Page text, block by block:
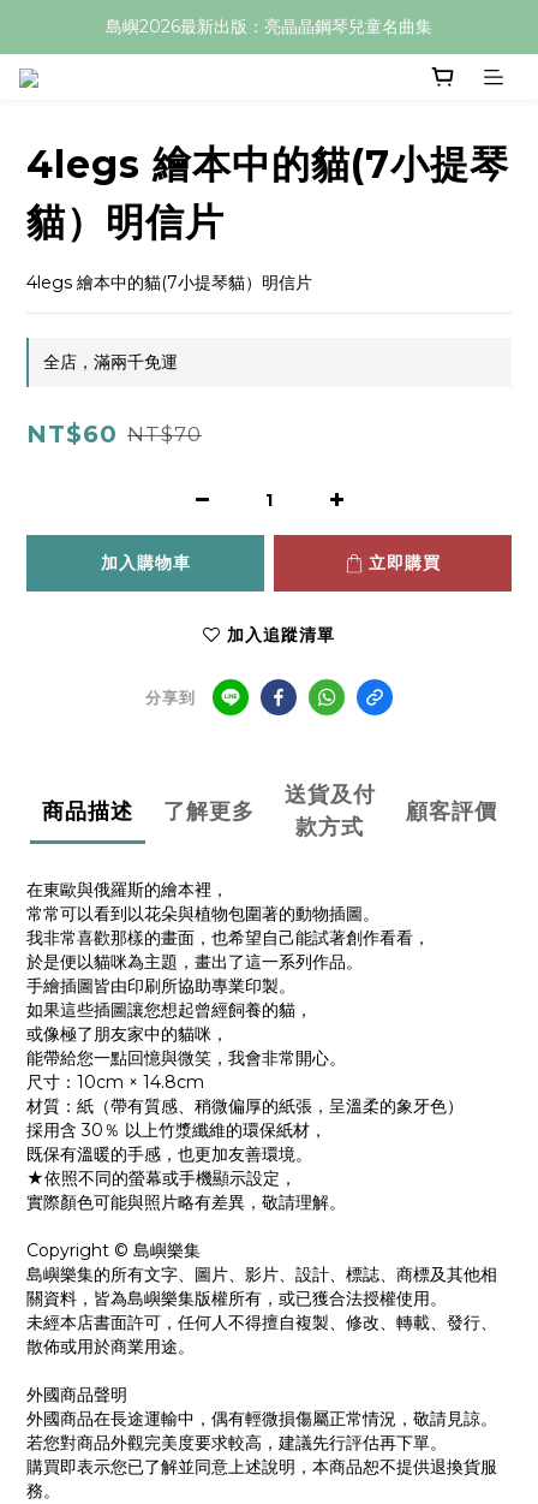
島嶼2026最新出版：亮晶晶鋼琴兒童名曲集
4legs 繪本中的貓(7小提琴
貓）明信片
4legs 繪本中的貓(7小提琴貓）明信片
全店，滿兩千免運
NT$60 NT$70
加入購物車 立即購買
加入追蹤清單
分享到
商品描述 了解更多
送貨及付
款方式
顧客評價
在東歐與俄羅斯的繪本裡，
常常可以看到以花朵與植物包圍著的動物插圖。
我非常喜歡那樣的畫面，也希望自己能試著創作看看，
於是便以貓咪為主題，畫出了這一系列作品。
手繪插圖皆由印刷所協助專業印製。
如果這些插圖讓您想起曾經飼養的貓，
或像極了朋友家中的貓咪，
能帶給您一點回憶與微笑，我會非常開心。
尺寸：10cm × 14.8cm
材質：紙（帶有質感、稍微偏厚的紙張，呈溫柔的象牙色）
採用含 30％ 以上竹漿纖維的環保紙材，
既保有溫暖的手感，也更加友善環境。
★依照不同的螢幕或手機顯示設定，
實際顏色可能與照片略有差異，敬請理解。
Copyright © 島嶼樂集
島嶼樂集的所有文字、圖片、影片、設計、標誌、商標及其他相
關資料，皆為島嶼樂集版權所有，或已獲合法授權使用。
未經本店書面許可，任何人不得擅自複製、修改、轉載、發行、
散佈或用於商業用途。
外國商品聲明
外國商品在長途運輸中，偶有輕微損傷屬正常情況，敬請見諒。
若您對商品外觀完美度要求較高，建議先行評估再下單。
購買即表示您已了解並同意上述說明，本商品恕不提供退換貨服
務。